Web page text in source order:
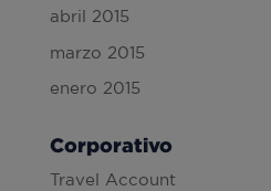
abril 2015
marzo 2015
enero 2015
Corporativo
Travel Account